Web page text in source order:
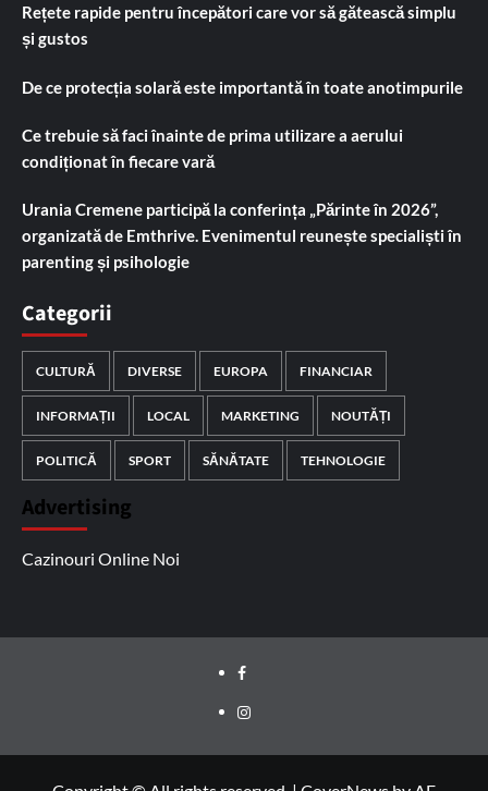
Rețete rapide pentru începători care vor să gătească simplu
și gustos
De ce protecția solară este importantă în toate anotimpurile
Ce trebuie să faci înainte de prima utilizare a aerului
condiționat în fiecare vară
Urania Cremene participă la conferința „Părinte în 2026”,
organizată de Emthrive. Evenimentul reunește specialiști în
parenting și psihologie
Categorii
CULTURĂ DIVERSE EUROPA FINANCIAR
INFORMAȚII LOCAL MARKETING NOUTĂȚI
POLITICĂ SPORT SĂNĂTATE TEHNOLOGIE
Advertising
Cazinouri Online Noi
Facebook
Instagram